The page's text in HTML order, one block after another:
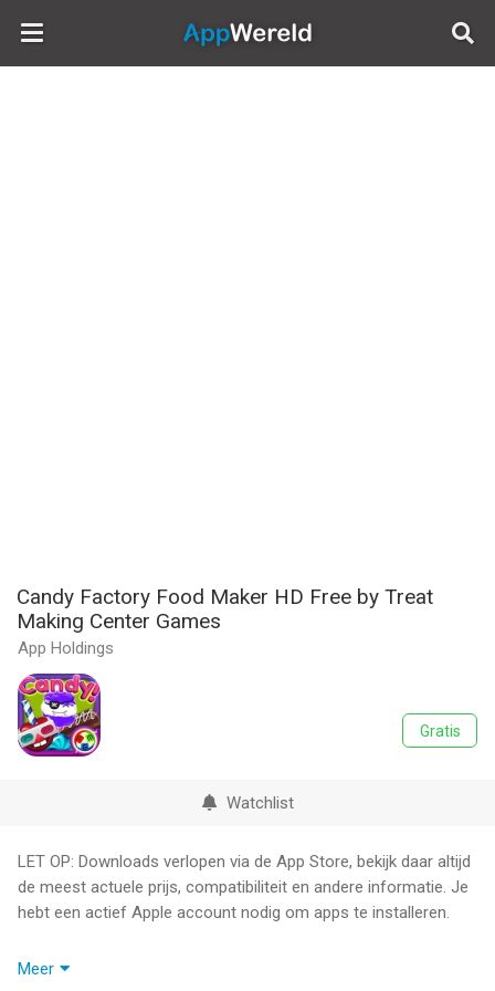
AppWereld
Candy Factory Food Maker HD Free by Treat
Making Center Games
App Holdings
Gratis
Watchlist
LET OP: Downloads verlopen via de App Store, bekijk daar altijd
de meest actuele prijs, compatibiliteit en andere informatie. Je
hebt een actief Apple account nodig om apps te installeren.
This Might Just Be The BEST Maker Game.....EVER!
Meer